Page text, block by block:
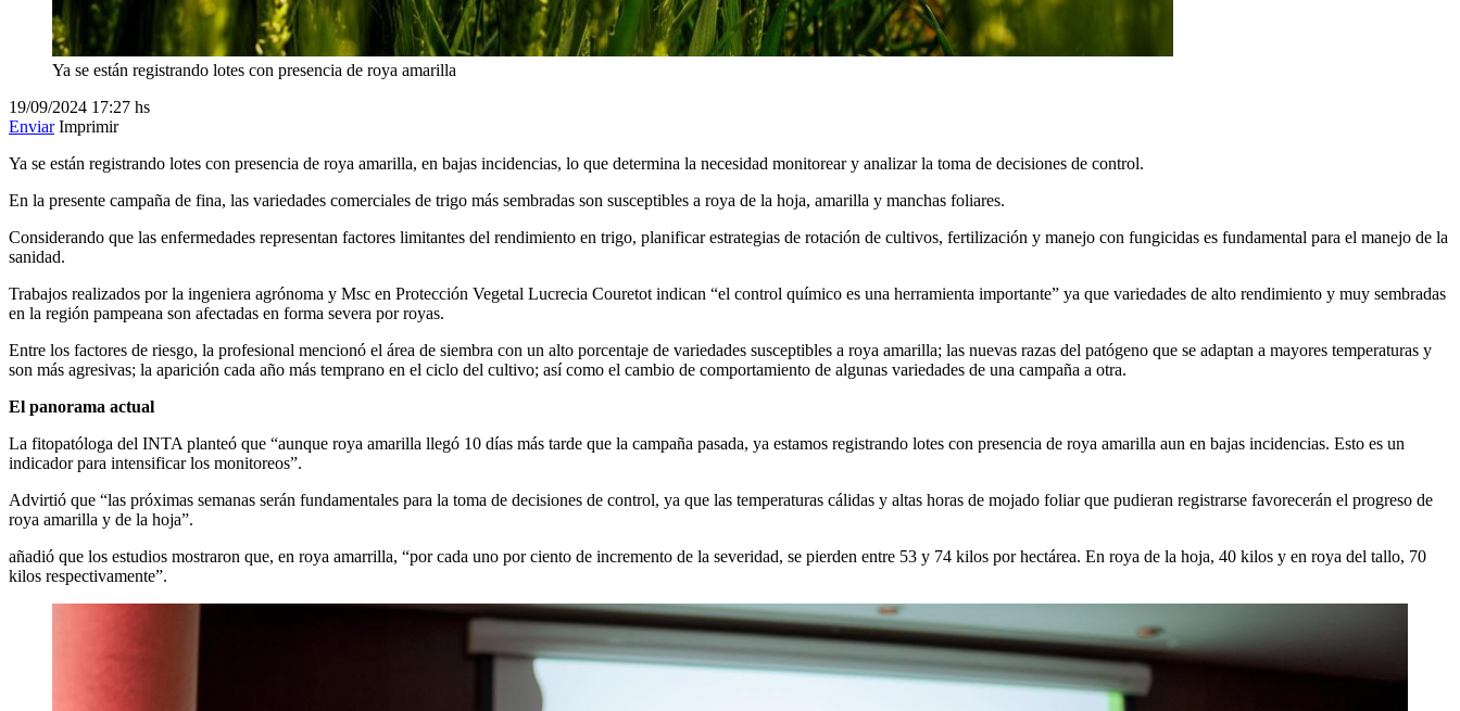
Ya se están registrando lotes con presencia de roya amarilla
19/09/2024 17:27 hs
Enviar Imprimir
Ya se están registrando lotes con presencia de roya amarilla, en bajas incidencias, lo que determina la necesidad monitorear y analizar la toma de decisiones de control.
En la presente campaña de fina, las variedades comerciales de trigo más sembradas son susceptibles a roya de la hoja, amarilla y manchas foliares.
Considerando que las enfermedades representan factores limitantes del rendimiento en trigo, planificar estrategias de rotación de cultivos, fertilización y manejo con fungicidas es fundamental para el manejo de la
sanidad.
Trabajos realizados por la ingeniera agrónoma y Msc en Protección Vegetal Lucrecia Couretot indican “el control químico es una herramienta importante” ya que variedades de alto rendimiento y muy sembradas
en la región pampeana son afectadas en forma severa por royas.
Entre los factores de riesgo, la profesional mencionó el área de siembra con un alto porcentaje de variedades susceptibles a roya amarilla; las nuevas razas del patógeno que se adaptan a mayores temperaturas y
son más agresivas; la aparición cada año más temprano en el ciclo del cultivo; así como el cambio de comportamiento de algunas variedades de una campaña a otra.
El panorama actual
La fitopatóloga del INTA planteó que “aunque roya amarilla llegó 10 días más tarde que la campaña pasada, ya estamos registrando lotes con presencia de roya amarilla aun en bajas incidencias. Esto es un
indicador para intensificar los monitoreos”.
Advirtió que “las próximas semanas serán fundamentales para la toma de decisiones de control, ya que las temperaturas cálidas y altas horas de mojado foliar que pudieran registrarse favorecerán el progreso de
roya amarilla y de la hoja”.
añadió que los estudios mostraron que, en roya amarrilla, “por cada uno por ciento de incremento de la severidad, se pierden entre 53 y 74 kilos por hectárea. En roya de la hoja, 40 kilos y en roya del tallo, 70
kilos respectivamente”.